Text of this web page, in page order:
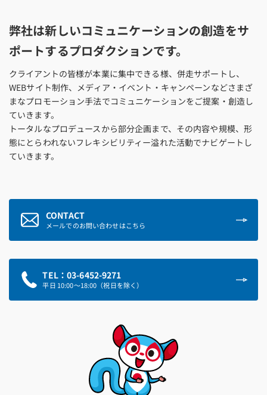
弊社は新しいコミュニケーションの創造をサ
ポートするプロダクションです。
クライアントの皆様が本業に集中できる様、併走サポートし、
WEBサイト制作、メディア・イベント・キャンペーンなどさまざ
まなプロモーション手法でコミュニケーションをご提案・創造し
ていきます。
トータルなプロデュースから部分企画まで、その内容や規模、形
態にとらわれないフレキシビリティー溢れた活動でナビゲートし
ていきます。
CONTACT
メールでのお問い合わせはこちら
TEL：03-6452-9271
平日 10:00～18:00（祝日を除く）